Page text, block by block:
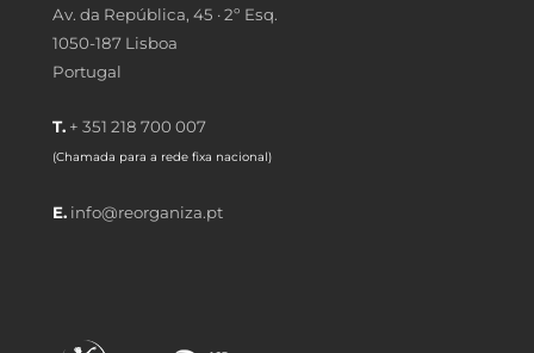
Av. da República, 45 · 2º Esq.
1050-187 Lisboa
Portugal
T. + 351 218 700 007
(Chamada para a rede fixa nacional)
E. info@reorganiza.pt